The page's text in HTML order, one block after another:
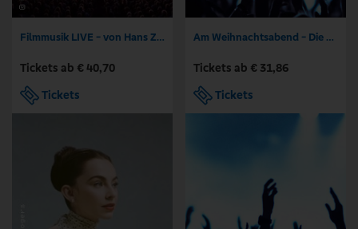
Filmmusik LIVE - von Hans Zimmer bis John Williams - Philharmonie Leipzig
Tickets ab € 40,70
Tickets
Am Weihnachtsabend - Die Glocke Bremen
Tickets ab € 31,86
Tickets